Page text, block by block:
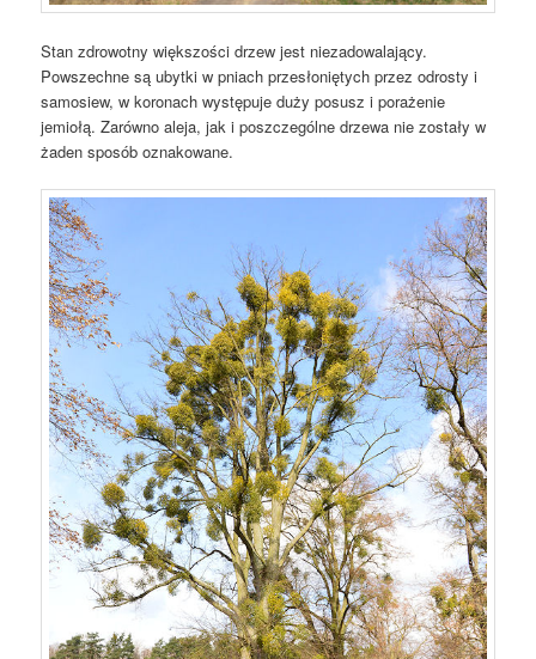
Stan zdrowotny większości drzew jest niezadowalający.
Powszechne są ubytki w pniach przesłoniętych przez odrosty i
samosiew, w koronach występuje duży posusz i porażenie
jemiołą. Zarówno aleja, jak i poszczególne drzewa nie zostały w
żaden sposób oznakowane.